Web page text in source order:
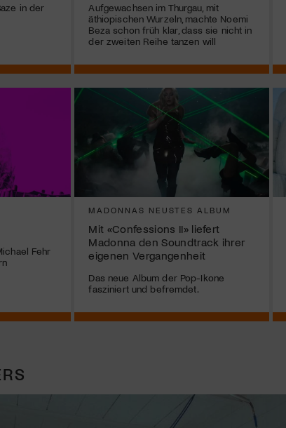
in der
Aufgewachsen im Thurgau, mit
äthiopischen Wurzeln, machte Noemi
Beza schon früh klar, dass sie nicht in
der zweiten Reihe tanzen will
Fehr
MADONNAS NEUSTES ALBUM
Mit «Confessions II» liefert
Madonna den Soundtrack ihrer
eigenen Vergangenheit
Das neue Album der Pop-Ikone
fasziniert und befremdet.